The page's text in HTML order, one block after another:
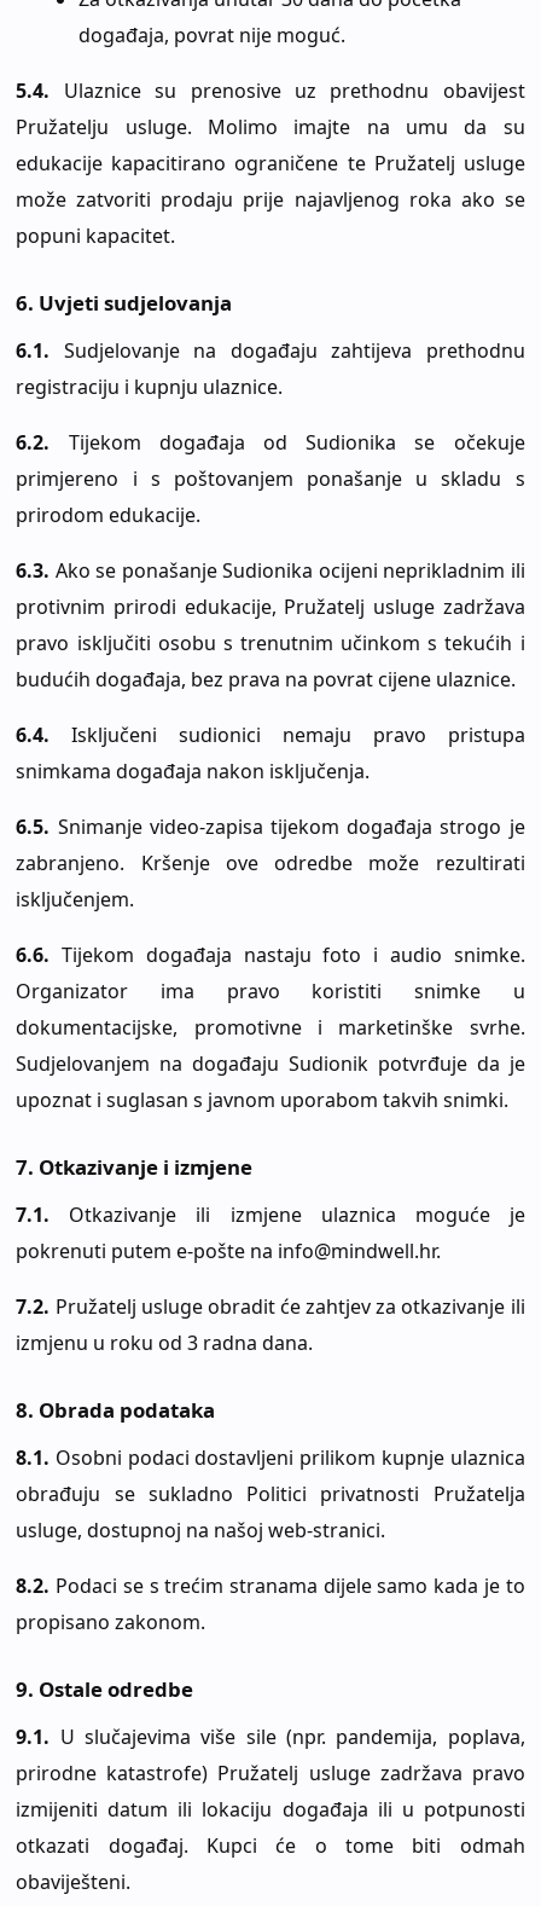
događaja, povrat nije moguć.
5.4.
Ulaznice su prenosive uz prethodnu obavijest
Pružatelju usluge. Molimo imajte na umu da su
edukacije kapacitirano ograničene te Pružatelj usluge
može zatvoriti prodaju prije najavljenog roka ako se
popuni kapacitet.
6. Uvjeti sudjelovanja
6.1. Sudjelovanje na događaju zahtijeva prethodnu
registraciju i kupnju ulaznice.
6.2.
Tijekom događaja od Sudionika se očekuje
primjereno i s poštovanjem ponašanje u skladu s
prirodom edukacije.
6.3. Ako se ponašanje Sudionika ocijeni neprikladnim ili
protivnim prirodi edukacije, Pružatelj usluge zadržava
pravo isključiti osobu s trenutnim učinkom s tekućih i
budućih događaja, bez prava na povrat cijene ulaznice.
6.4.
Isključeni sudionici nemaju pravo pristupa
snimkama događaja nakon isključenja.
6.5. Snimanje video-zapisa tijekom događaja strogo je
zabranjeno. Kršenje ove odredbe može rezultirati
isključenjem.
6.6. Tijekom događaja nastaju foto i audio snimke.
Organizator ima pravo koristiti snimke u
dokumentacijske, promotivne i marketinške svrhe.
Sudjelovanjem na događaju Sudionik potvrđuje da je
upoznat i suglasan s javnom uporabom takvih snimki.
7. Otkazivanje i izmjene
7.1.
Otkazivanje ili izmjene ulaznica moguće je
pokrenuti putem e-pošte na info@mindwell.hr.
7.2. Pružatelj usluge obradit će zahtjev za otkazivanje ili
izmjenu u roku od 3 radna dana.
8. Obrada podataka
8.1. Osobni podaci dostavljeni prilikom kupnje ulaznica
obrađuju se sukladno Politici privatnosti Pružatelja
usluge, dostupnoj na našoj web-stranici.
8.2. Podaci se s trećim stranama dijele samo kada je to
propisano zakonom.
9. Ostale odredbe
9.1. U slučajevima više sile (npr. pandemija, poplava,
prirodne katastrofe) Pružatelj usluge zadržava pravo
izmijeniti datum ili lokaciju događaja ili u potpunosti
otkazati događaj. Kupci će o tome biti odmah
obaviješteni.